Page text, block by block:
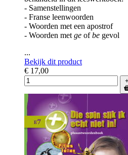
- Samenstellingen
- Franse leenwoorden
- Woorden met een apostrof
- Woorden met ge ofbe gevol
...
Bekijk dit product
€ 17,00
+